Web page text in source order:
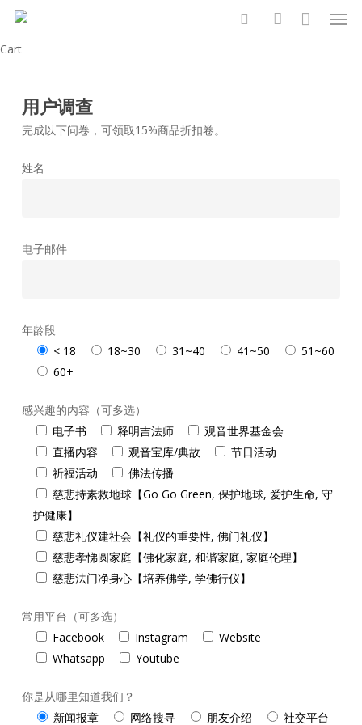
Skip
main
CartClose
用户调查
完成以下问卷，可领取15%商品折扣卷。
姓名
电子邮件
年龄段
< 18
18~30 31~40 41~50
51~60
60+
感兴趣的内容（可多选）
电子书
释明吉法师
观音世界基金会
直播内容
观音宝库/典故
节日活动
祈福活动
佛法传播
慈悲持素救地球【Go Go Green, 保护地球, 爱护生命, 守
护健康】
慈悲礼仪建社会【礼仪的重要性, 佛门礼仪】
慈悲孝悌圆家庭【佛化家庭, 和谐家庭, 家庭伦理】
慈悲法门净身心【培养佛学, 学佛行仪】
常用平台（可多选）
Facebook
Instagram
Website
Whatsapp
Youtube
你是从哪里知道我们？
新闻报章
网络搜寻 朋友介绍 社交平台